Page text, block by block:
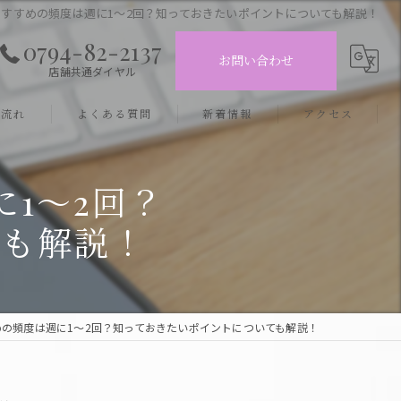
すめの頻度は週に1～2回？知っておきたいポイントについても解説！
0794-82-2137
店舗共通ダイヤル
お問い合わせ
れ よくある質問 新着情報 アクセス
～2回？
解説！
頻度は週に1～2回？知っておきたいポイントについても解説！